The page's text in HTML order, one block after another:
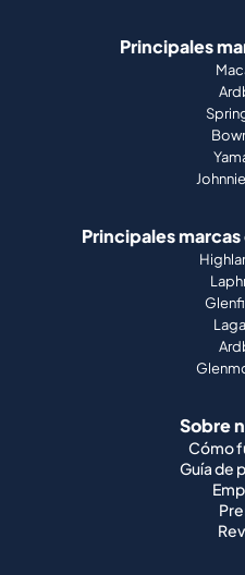
Principales
Principales
Sobre
Cómo
Guía de